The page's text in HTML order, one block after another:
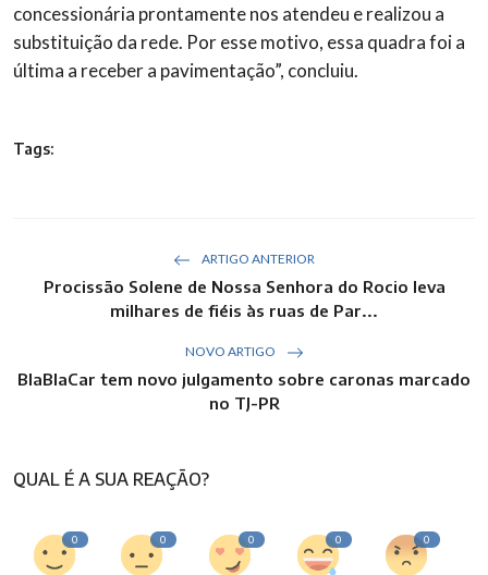
concessionária prontamente nos atendeu e realizou a
substituição da rede. Por esse motivo, essa quadra foi a
última a receber a pavimentação”, concluiu.
Tags:
ARTIGO ANTERIOR
Procissão Solene de Nossa Senhora do Rocio leva
milhares de fiéis às ruas de Par...
NOVO ARTIGO
BlaBlaCar tem novo julgamento sobre caronas marcado
no TJ-PR
QUAL É A SUA REAÇÃO?
0 0 0 0 0